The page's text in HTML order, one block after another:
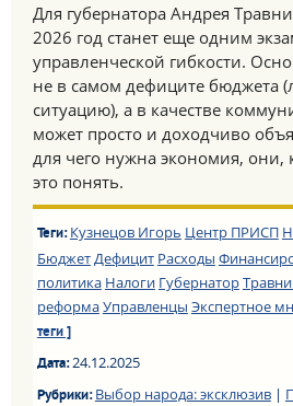
Для губернатора Андрея
2026 год станет еще одним
управленческой гибкости.
не в самом дефиците бюджета
ситуацию), а в качестве
может просто и доходчиво
для чего нужна экономия, они,
это понять.
Теги: Кузнецов Игорь Центр ПРИСП
БюджетДефицит Расходы
политика Налоги Губернатор
реформаУправленцы Экспертное
теги ]
Дата:24.12.2025
Рубрики:Выбор народа: эксклюзив|